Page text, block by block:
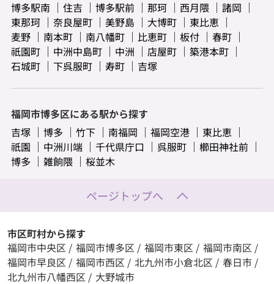
博多駅南
住吉 博多駅前 那珂 西月隈
諸岡
東那珂
奈良屋町 美野島 大博町
東比恵
麦野
南本町 南八幡町 比恵町 板付
春町
祇園町
中洲中島町 中洲 店屋町
築港本町
石城町
下呉服町 寿町 吉塚
福岡市博多区にある駅から探す
吉塚
博多 竹下 南福岡 福岡空港
東比恵
祇園
中洲川端 千代県庁口 呉服町
櫛田神社前
博多
雑餉隈 桜並木
ページトップへ
市区町村から探す
福岡市中央区 / 福岡市博多区 / 福岡市東区 / 福岡市南区 /
福岡市早良区 / 福岡市西区 / 北九州市小倉北区 / 春日市 /
北九州市八幡西区 / 大野城市